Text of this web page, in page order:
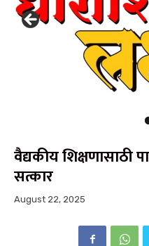
वैद्यकीय शिक्षणासाठी
सत्कार
August 22, 2025